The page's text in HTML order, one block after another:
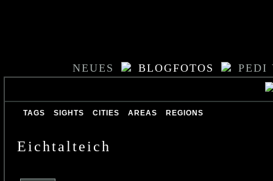
NEUES BLOGFOTOS PEDI
TAGS SIGHTS CITIES AREAS REGIONS
Eichtalteich